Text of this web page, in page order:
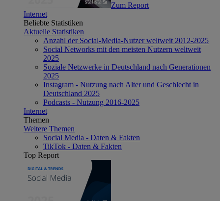
Zum Report
Internet
Beliebte Statistiken
Aktuelle Statistiken
Anzahl der Social-Media-Nutzer weltweit 2012-2025
Social Networks mit den meisten Nutzern weltweit
2025
Soziale Netzwerke in Deutschland nach Generationen
2025
Instagram - Nutzung nach Alter und Geschlecht in
Deutschland 2025
Podcasts - Nutzung 2016-2025
Internet
Themen
Weitere Themen
Social Media - Daten & Fakten
TikTok - Daten & Fakten
Top Report